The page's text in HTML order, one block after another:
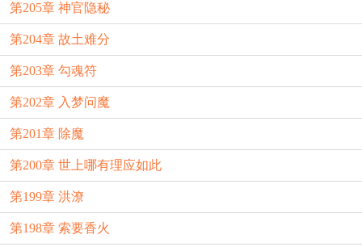
第205章 神官隐秘
第204章 故土难分
第203章 勾魂符
第202章 入梦问魔
第201章 除魔
第200章 世上哪有理应如此
第199章 洪潦
第198章 索要香火